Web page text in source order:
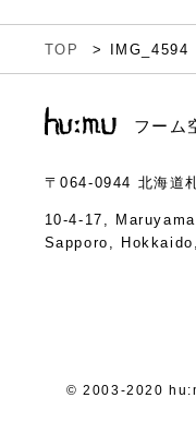
TOP IMG_4594
フーム
〒064-0944 北海道
10-4-17,
Sapporo,
© 2003-2020